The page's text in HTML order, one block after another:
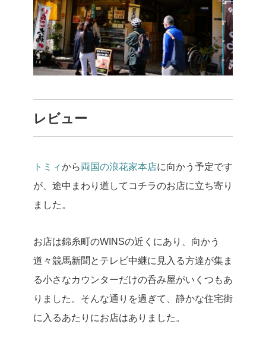
レビュー
トミィから両国の浪花家本店に向かう予定です
が、途中まわり道してコチラのお店に立ち寄り
ました。
お店は錦糸町のWINSの近くにあり、向かう
道々競馬新聞とテレビ中継に見入る方達が集ま
る小さなカウンターだけの呑み屋がいくつもあ
りました。 そんな通りを過ぎて、静かな住宅街
に入るあたりにお店はありました。